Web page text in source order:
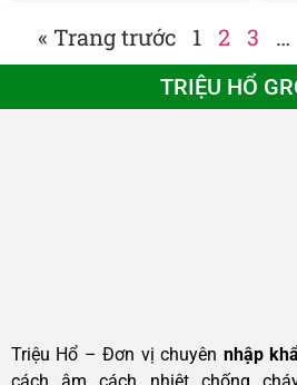
« Trang trước 1 2 3 …
TRIỆU HỔ
Triệu Hổ – Đơn vị chuyên nhập